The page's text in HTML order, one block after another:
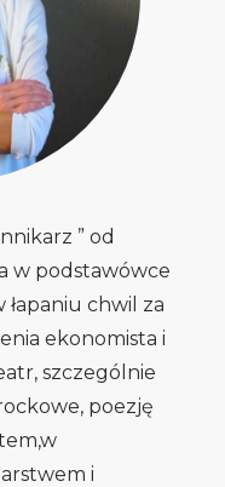
” od
w podstawówce
łapaniu chwil za
ekonomista i
szczególnie
poezję
i